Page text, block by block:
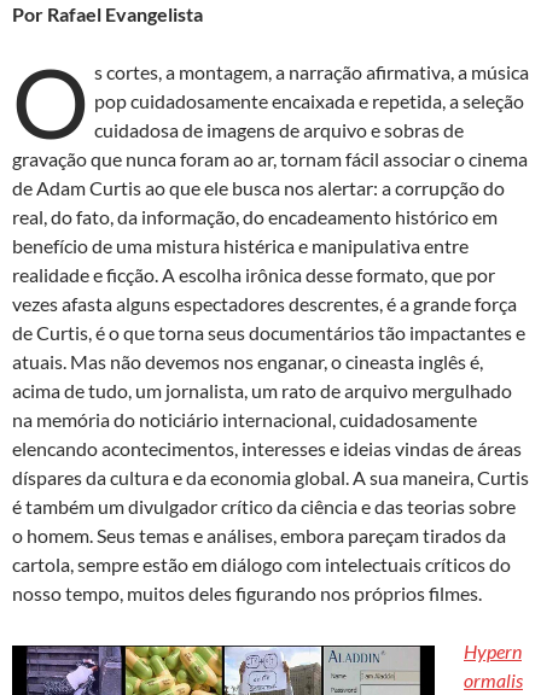
to
d
o
n
e
b
o
o
k
at
s
A
p
p
nt
Por Rafael Evangelista
O s cortes, a montagem, a narração afirmativa, a música
pop cuidadosamente encaixada e repetida, a seleção
cuidadosa de imagens de arquivo e sobras de
gravação que nunca foram ao ar, tornam fácil associar o cinema
de Adam Curtis ao que ele busca nos alertar: a corrupção do
real, do fato, da informação, do encadeamento histórico em
benefício de uma mistura histérica e manipulativa entre
realidade e ficção. A escolha irônica desse formato, que por
vezes afasta alguns espectadores descrentes, é a grande força
de Curtis, é o que torna seus documentários tão impactantes e
atuais. Mas não devemos nos enganar, o cineasta inglês é,
acima de tudo, um jornalista, um rato de arquivo mergulhado
na memória do noticiário internacional, cuidadosamente
elencando acontecimentos, interesses e ideias vindas de áreas
díspares da cultura e da economia global. A sua maneira, Curtis
é também um divulgador crítico da ciência e das teorias sobre
o homem. Seus temas e análises, embora pareçam tirados da
cartola, sempre estão em diálogo com intelectuais críticos do
nosso tempo, muitos deles figurando nos próprios filmes.
Hypern
ormalis